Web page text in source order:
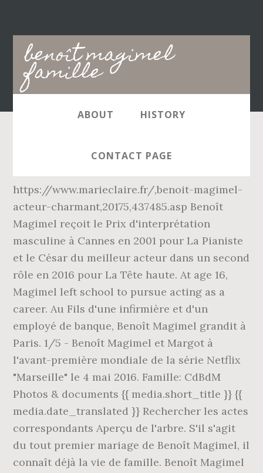
benoît magimel
famille
Main
navigation
ABOUT HISTORY
CONTACT PAGE
Benoît Magimel est tombé dans la drogue au
https://www.marieclaire.fr/,benoit-magimel-
acteur-charmant,20175,437485.asp Benoît
Magimel reçoit le Prix d'interprétation
masculine à Cannes en 2001 pour La Pianiste
et le César du meilleur acteur dans un second
rôle en 2016 pour La Tête haute. At age 16,
Magimel left school to pursue acting as a
career. Au Fils d'une infirmière et d'un
employé de banque, Benoît Magimel grandit à
Paris. 1/5 - Benoît Magimel et Margot à
l'avant-première mondiale de la série Netflix
"Marseille" le 4 mai 2016. Famille: CdBdM
Photos & documents {{ media.short_title }} {{
media.date_translated }} Rechercher les actes
correspondants Aperçu de l'arbre. S'il s'agit
du tout premier mariage de Benoît Magimel, il
connaît déjà la vie de famille. Benoît Magimel